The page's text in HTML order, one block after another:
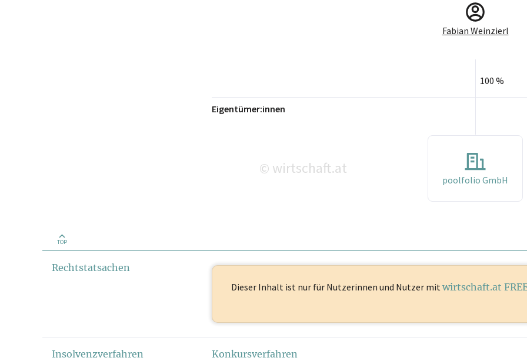
Fabian Weinzierl
100 %
Eigentümer:innen
© wirtschaft.at
poolfolio GmbH
TOP
Rechtstatsachen
Dieser Inhalt ist nur für Nutzerinnen und Nutzer mitwirtschaft.at
Insolvenzverfahren
Konkursverfahren